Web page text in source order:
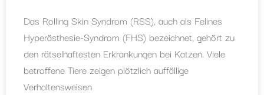
Das Rolling Skin Syndrom (RSS), auch als Felines
Hyperästhesie-Syndrom (FHS) bezeichnet, gehört zu
den rätselhaftesten Erkrankungen bei Katzen. Viele
betroffene Tiere zeigen plötzlich auffällige
Verhaltensweisen